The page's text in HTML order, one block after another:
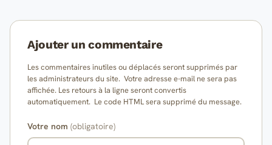
Ajouter un commentaire
Les commentaires inutiles ou déplacés seront supprimés par
les administrateurs du site. Votre adresse e-mail ne sera pas
affichée. Les retours à la ligne seront convertis
automatiquement. Le code HTML sera supprimé du message.
Votre nom (obligatoire)